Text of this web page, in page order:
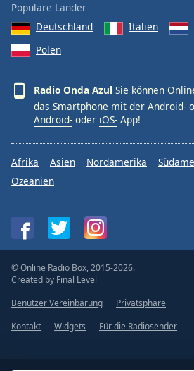
Populäre Länder
Deutschland
Italien
Polen
Radio Onda Azul Sie können
das Smartphone mit der Android-
Android- oder iOS- App!
Afrika Asien Nordamerika
Ozeanien
© Online Radio Box, 2015-2026.
Created by Final Level
Benutzer Vereinbarung
Privatsphäre
Kontakt
Widgets Für die Radiosender